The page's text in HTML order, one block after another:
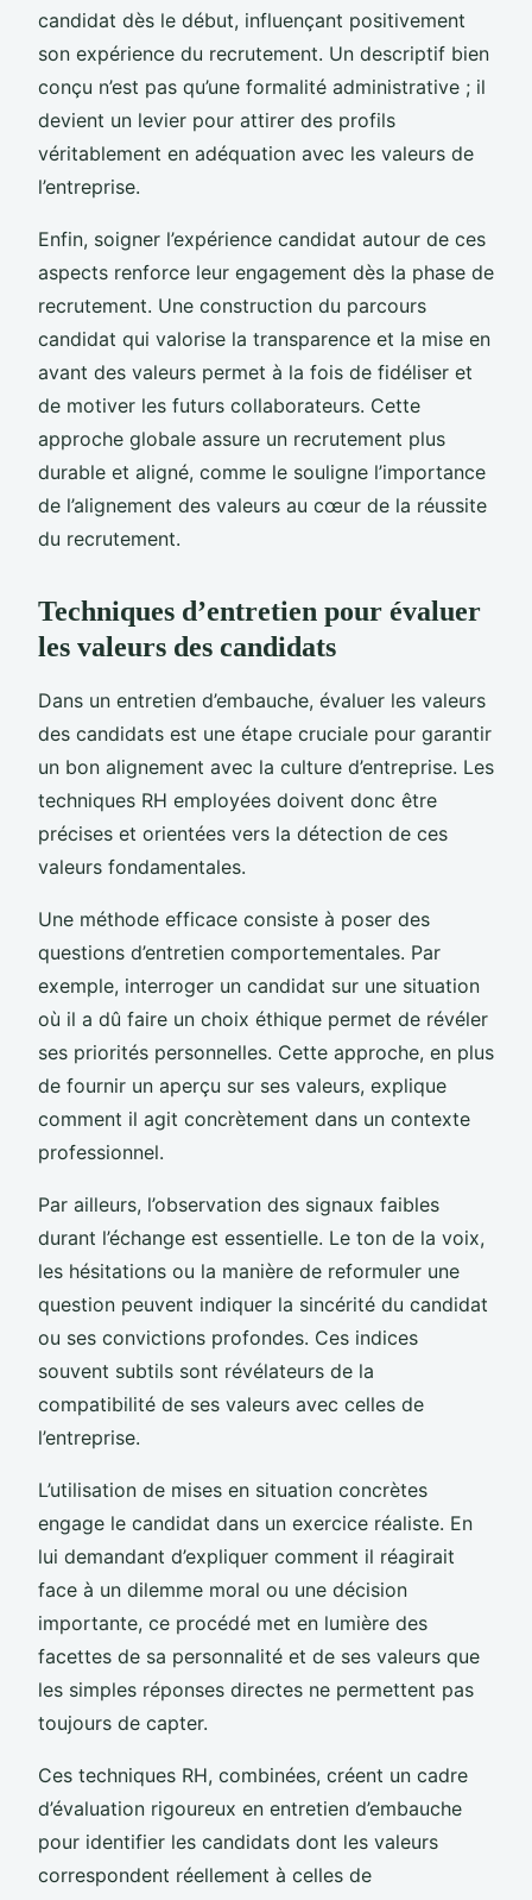
candidat dès le début, influençant positivement
son expérience du recrutement. Un descriptif bien
conçu n’est pas qu’une formalité administrative ; il
devient un levier pour attirer des profils
véritablement en adéquation avec les valeurs de
l’entreprise.
Enfin, soigner l’expérience candidat autour de ces
aspects renforce leur engagement dès la phase de
recrutement. Une construction du parcours
candidat qui valorise la transparence et la mise en
avant des valeurs permet à la fois de fidéliser et
de motiver les futurs collaborateurs. Cette
approche globale assure un recrutement plus
durable et aligné, comme le souligne l’importance
de l’alignement des valeurs au cœur de la réussite
du recrutement.
Techniques d’entretien pour évaluer
les valeurs des candidats
Dans un entretien d’embauche, évaluer les valeurs
des candidats est une étape cruciale pour garantir
un bon alignement avec la culture d’entreprise. Les
techniques RH employées doivent donc être
précises et orientées vers la détection de ces
valeurs fondamentales.
Une méthode efficace consiste à poser des
questions d’entretien comportementales. Par
exemple, interroger un candidat sur une situation
où il a dû faire un choix éthique permet de révéler
ses priorités personnelles. Cette approche, en plus
de fournir un aperçu sur ses valeurs, explique
comment il agit concrètement dans un contexte
professionnel.
Par ailleurs, l’observation des signaux faibles
durant l’échange est essentielle. Le ton de la voix,
les hésitations ou la manière de reformuler une
question peuvent indiquer la sincérité du candidat
ou ses convictions profondes. Ces indices
souvent subtils sont révélateurs de la
compatibilité de ses valeurs avec celles de
l’entreprise.
L’utilisation de mises en situation concrètes
engage le candidat dans un exercice réaliste. En
lui demandant d’expliquer comment il réagirait
face à un dilemme moral ou une décision
importante, ce procédé met en lumière des
facettes de sa personnalité et de ses valeurs que
les simples réponses directes ne permettent pas
toujours de capter.
Ces techniques RH, combinées, créent un cadre
d’évaluation rigoureux en entretien d’embauche
pour identifier les candidats dont les valeurs
correspondent réellement à celles de